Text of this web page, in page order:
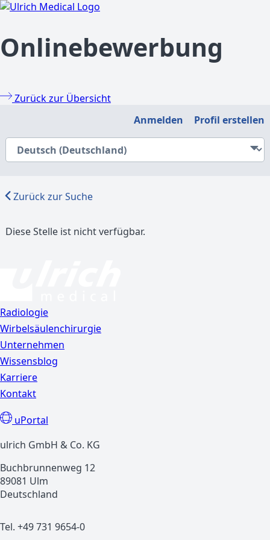
Onlinebewerbung
Zurück zur Übersicht
Anmelden
Profil erstellen
Zurück zur Suche
Diese Stelle ist nicht verfügbar.
Radiologie
Wirbelsäulenchirurgie
Unternehmen
Wissensblog
Karriere
Kontakt
uPortal
ulrich GmbH & Co. KG
Buchbrunnenweg 12
89081 Ulm
Deutschland
Tel. +49 731 9654-0